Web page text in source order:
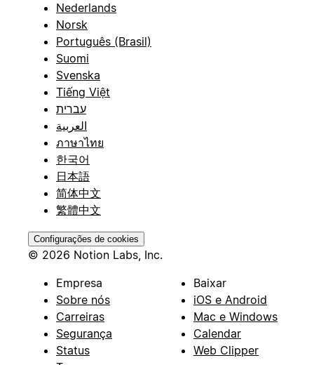
Nederlands
Norsk
Português (Brasil)
Suomi
Svenska
Tiếng Việt
עברית
العربية
ภาษาไทย
한국어
日本語
简体中文
繁體中文
Configurações de cookies
© 2026 Notion Labs, Inc.
Empresa
Sobre nós
Carreiras
Segurança
Status
Baixar
iOS e Android
Mac e Windows
Calendar
Web Clipper